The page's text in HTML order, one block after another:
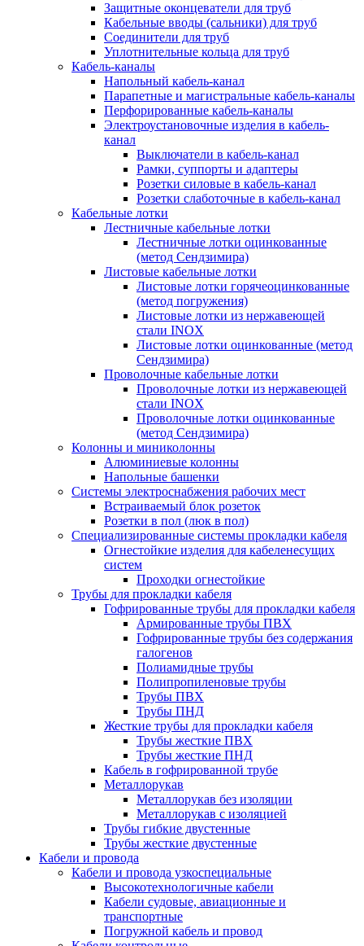
Защитные оконцеватели для труб
Кабельные вводы (сальники) для труб
Соединители для труб
Уплотнительные кольца для труб
Кабель-каналы
Напольный кабель-канал
Парапетные и магистральные кабель-каналы
Перфорированные кабель-каналы
Электроустановочные изделия в кабель-
канал
Выключатели в кабель-канал
Рамки, суппорты и адаптеры
Розетки силовые в кабель-канал
Розетки слаботочные в кабель-канал
Кабельные лотки
Лестничные кабельные лотки
Лестничные лотки оцинкованные
(метод Сендзимира)
Листовые кабельные лотки
Листовые лотки горячеоцинкованные
(метод погружения)
Листовые лотки из нержавеющей
стали INOX
Листовые лотки оцинкованные (метод
Сендзимира)
Проволочные кабельные лотки
Проволочные лотки из нержавеющей
стали INOX
Проволочные лотки оцинкованные
(метод Сендзимира)
Колонны и миниколонны
Алюминиевые колонны
Напольные башенки
Системы электроснабжения рабочих мест
Встраиваемый блок розеток
Розетки в пол (люк в пол)
Специализированные системы прокладки кабеля
Огнестойкие изделия для кабеленесущих
систем
Проходки огнестойкие
Трубы для прокладки кабеля
Гофрированные трубы для прокладки кабеля
Армированные трубы ПВХ
Гофрированные трубы без содержания
галогенов
Полиамидные трубы
Полипропиленовые трубы
Трубы ПВХ
Трубы ПНД
Жесткие трубы для прокладки кабеля
Трубы жесткие ПВХ
Трубы жесткие ПНД
Кабель в гофрированной трубе
Металлорукав
Металлорукав без изоляции
Металлорукав с изоляцией
Трубы гибкие двустенные
Трубы жесткие двустенные
Кабели и провода
Кабели и провода узкоспециальные
Высокотехнологичные кабели
Кабели судовые, авиационные и
транспортные
Погружной кабель и провод